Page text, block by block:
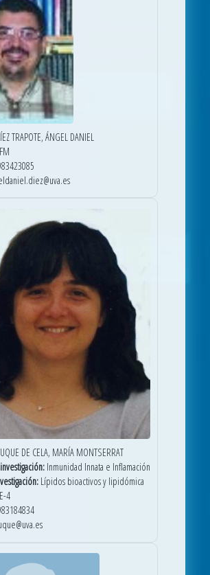
TRAPOTE, ÁNGEL DANIEL
FM
DE CELA, MARÍA MONTSERRAT
Inmunidad Innata e Inflamación
Lípidos bioactivos y lipidómica
E-4